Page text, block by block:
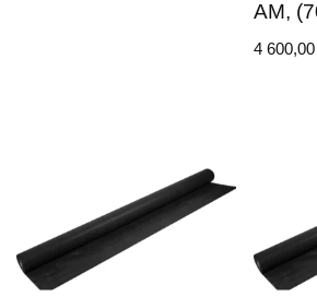
АМ,
4